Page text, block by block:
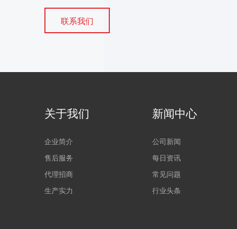
联系我们
关于我们
企业简介
售后服务
代理招商
生产实力
新闻中心
公司新闻
每日资讯
常见问题
行业头条